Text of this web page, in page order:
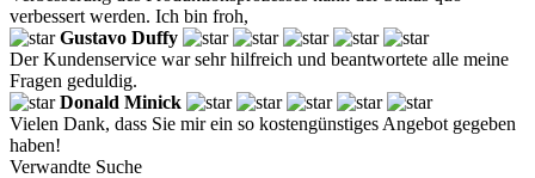
verbessert werden. Ich bin froh,
Gustavo Duffy
Der Kundenservice war sehr hilfreich und beantwortete alle meine
Fragen geduldig.
Donald Minick
Vielen Dank, dass Sie mir ein so kostengünstiges Angebot gegeben
haben!
Verwandte Suche